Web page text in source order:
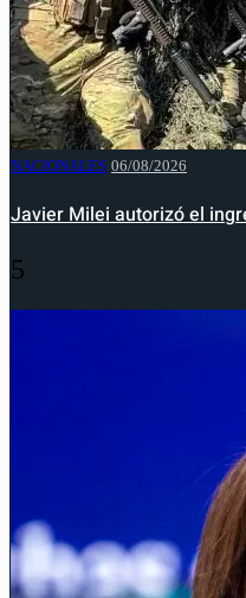
NACIONALES 06/08/2026
Javier Milei autorizó el
5